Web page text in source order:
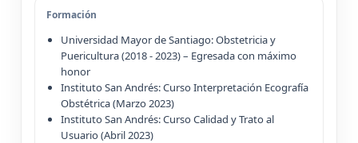
Formación
Universidad Mayor de Santiago: Obstetricia y
Puericultura (2018 - 2023) – Egresada con máximo
honor
Instituto San Andrés: Curso Interpretación Ecografía
Obstétrica (Marzo 2023)
Instituto San Andrés: Curso Calidad y Trato al
Usuario (Abril 2023)